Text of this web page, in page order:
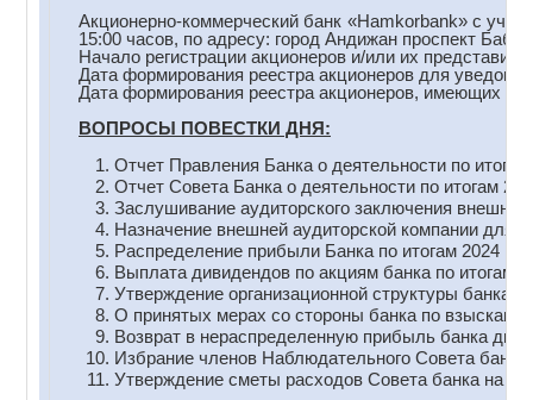
Акционерно-коммерческий банк «Hamkorbank» с
15:00 часов, по адресу: город Андижан проспект
Начало регистрации акционеров и/или их
Дата формирования реестра акционеров для
Дата формирования реестра акционеров, имеющих
ВОПРОСЫ ПОВЕСТКИ ДНЯ:
Отчет Правления Банка о деятельности по итогам
Отчет Совета Банка о деятельности по итогам
Заслушивание аудиторского заключения
Назначение внешней аудиторской компании для
Распределение прибыли Банка по итогам 2024
Выплата дивидендов по акциям банка по итогам
Утверждение организационной структуры банка.
О принятых мерах со стороны банка по
Возврат в нераспределенную прибыль банка
Избрание членов Наблюдательного Совета банка
Утверждение сметы расходов Совета банка на